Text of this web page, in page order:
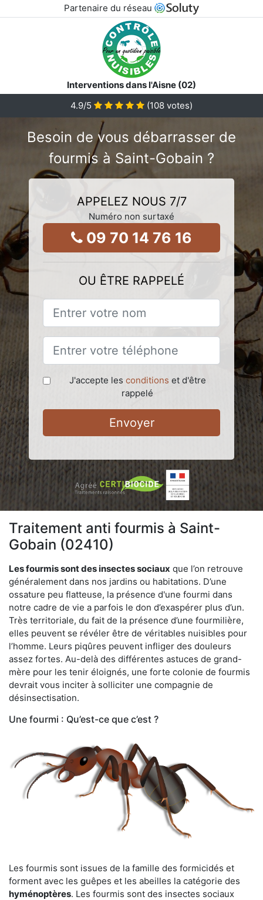
Partenaire du réseau
Interventions dans l'Aisne (02)
4.9/5 (108 votes)
Besoin de vous débarrasser de
fourmis à Saint-Gobain ?
APPELEZ NOUS 7/7
Numéro non surtaxé
09 70 14 76 16
OU ÊTRE RAPPELÉ
J'accepte les conditions et d'être
rappelé
Envoyer
Traitement anti fourmis à Saint-
Gobain (02410)
Les fourmis sont des insectes sociaux que l’on retrouve
généralement dans nos jardins ou habitations. D’une
ossature peu flatteuse, la présence d'une fourmi dans
notre cadre de vie a parfois le don d’exaspérer plus d’un.
Très territoriale, du fait de la présence d’une fourmilière,
elles peuvent se révéler être de véritables nuisibles pour
l’homme. Leurs piqûres peuvent infliger des douleurs
assez fortes. Au-delà des différentes astuces de grand-
mère pour les tenir éloignés, une forte colonie de fourmis
devrait vous inciter à solliciter une compagnie de
désinsectisation.
Une fourmi : Qu’est-ce que c’est ?
Les fourmis sont issues de la famille des formicidés et
forment avec les guêpes et les abeilles la catégorie des
hyménoptères. Les fourmis sont des insectes sociaux